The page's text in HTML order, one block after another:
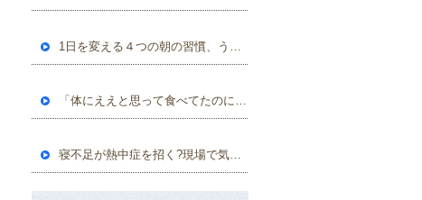
1日を変える４つの朝の習慣、うちの現場ではこんな感じやで
「体にええと思って食べてたのに…」現場のおっちゃんが教える、実は避けた方がええ食品6選
寝不足が熱中症を招く?現場で気をつけたい「隠れリスク」